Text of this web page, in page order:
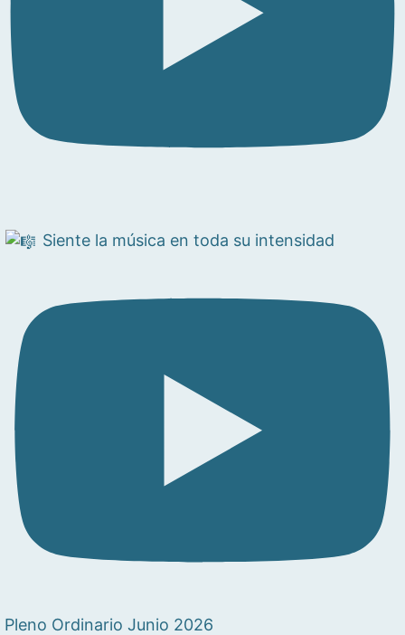
Siente la música en toda su intensidad
Pleno Ordinario Junio 2026